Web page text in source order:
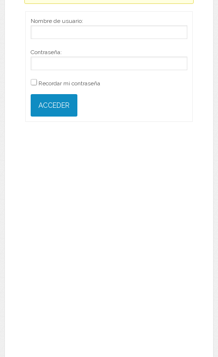
Nombre de usuario:
Contraseña:
Recordar mi contraseña
ACCEDER